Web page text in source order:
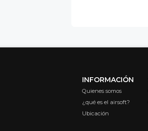
INFORMACIÓN
Quienes somos
¿qué es el airsoft?
Ubicación